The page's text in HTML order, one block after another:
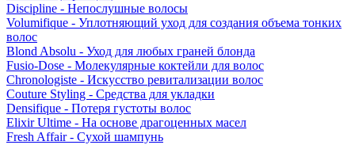
Discipline - Непослушные волосы
Volumifique - Уплотняющий уход для создания объема тонких
волос
Blond Absolu - Уход для любых граней блонда
Fusio-Dose - Молекулярные коктейли для волос
Chronologiste - Искусство ревитализации волос
Couture Styling - Средства для укладки
Densifique - Потеря густоты волос
Elixir Ultime - На основе драгоценных масел
Fresh Affair - Сухой шампунь